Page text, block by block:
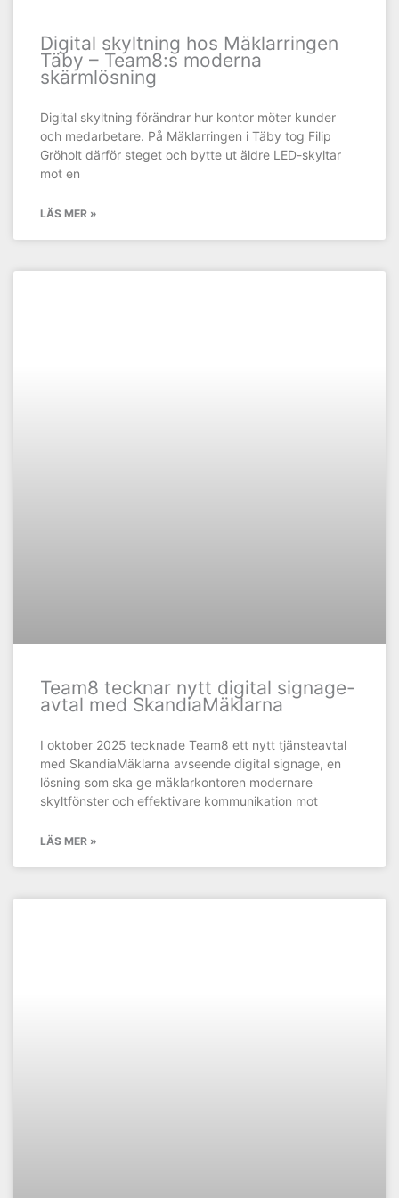
Digital skyltning hos Mäklarringen
Täby – Team8:s moderna
skärmlösning
Digital skyltning förändrar hur kontor möter kunder
och medarbetare. På Mäklarringen i Täby tog Filip
Gröholt därför steget och bytte ut äldre LED-skyltar
mot en
LÄS MER »
Team8 tecknar nytt digital signage-
avtal med SkandiaMäklarna
I oktober 2025 tecknade Team8 ett nytt tjänsteavtal
med SkandiaMäklarna avseende digital signage, en
lösning som ska ge mäklarkontoren modernare
skyltfönster och effektivare kommunikation mot
LÄS MER »